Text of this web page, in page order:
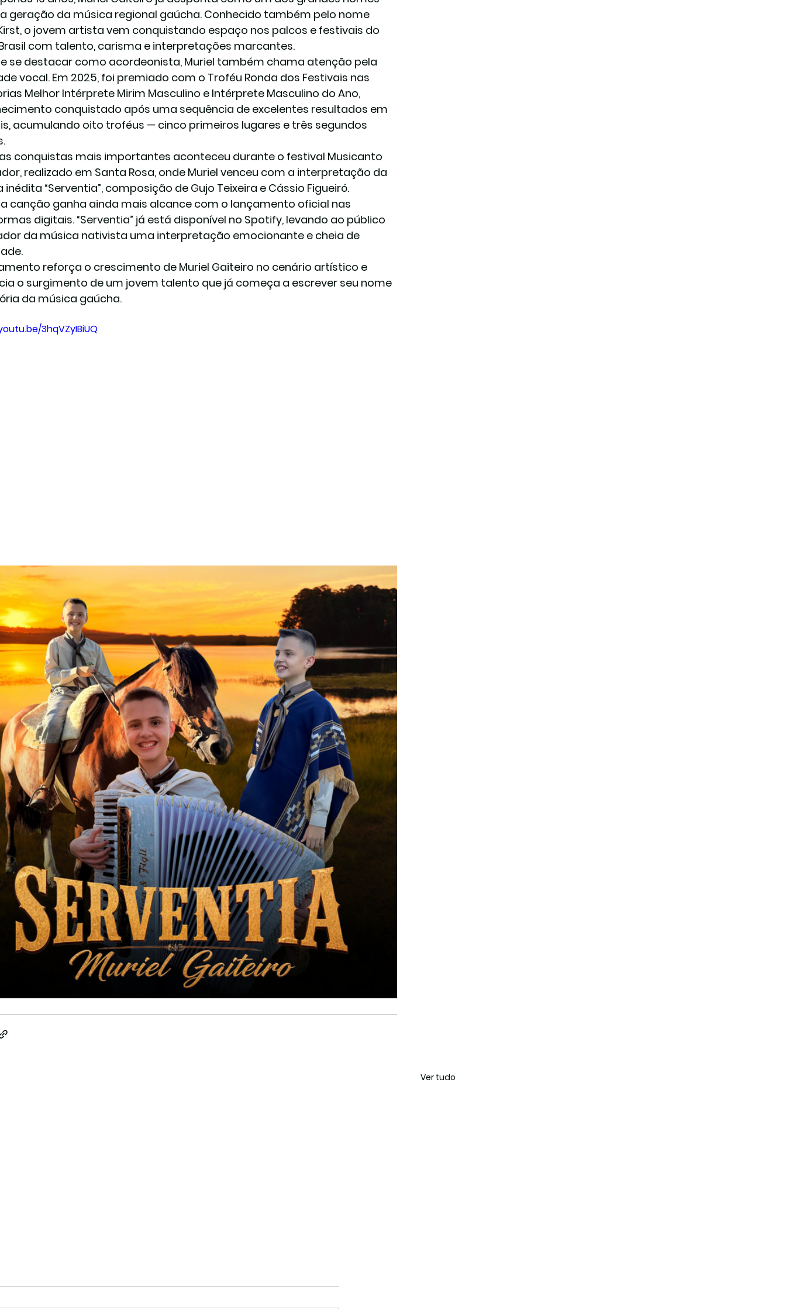
geração da música regional gaúcha. Conhecido também pelo nome
o jovem artista vem conquistando espaço nos palcos e festivais do
com talento, carisma e interpretações marcantes.
se destacar como acordeonista, Muriel também chama atenção pela
vocal. Em 2025, foi premiado com o Troféu Ronda dos Festivais nas
Melhor Intérprete Mirim Masculino e Intérprete Masculino do Ano,
conquistado após uma sequência de excelentes resultados em
acumulando oito troféus — cinco primeiros lugares e três segundos
conquistas mais importantes aconteceu durante o festival Musicanto
realizado em Santa Rosa, onde Muriel venceu com a interpretação da
“Serventia”, composição de Gujo Teixeira e Cássio Figueiró.
canção ganha ainda mais alcance com o lançamento oficial nas
digitais. “Serventia” já está disponível no Spotify, levando ao público
da música nativista uma interpretação emocionante e cheia de
reforça o crescimento de Muriel Gaiteiro no cenário artístico e
o surgimento de um jovem talento que já começa a escrever seu nome
da música gaúcha.
3hqVZyIBiUQ
Ver tudo